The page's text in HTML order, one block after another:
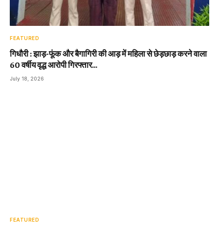
FEATURED
गिधौरी : झाड़-फूंक और बैगागिरी की आड़ में महिला से छेड़छाड़ करने वाला
60 वर्षीय वृद्ध आरोपी गिरफ्तार…
July 18, 2026
FEATURED